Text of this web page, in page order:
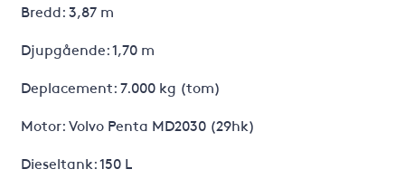
Bredd: 3,87 m
Djupgående: 1,70 m
Deplacement: 7.000 kg (tom)
Motor: Volvo Penta MD2030 (29hk)
Dieseltank: 150 L